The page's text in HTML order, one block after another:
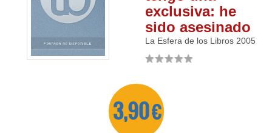
exclusiva: he
sido asesinado
La Esfera de los Libros 2005
3,90 €